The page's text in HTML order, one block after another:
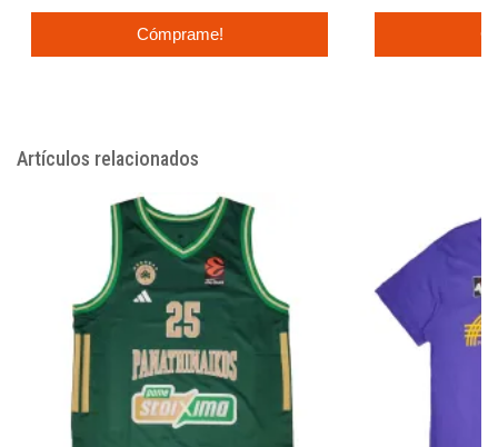
Cómprame!
Artículos relacionados